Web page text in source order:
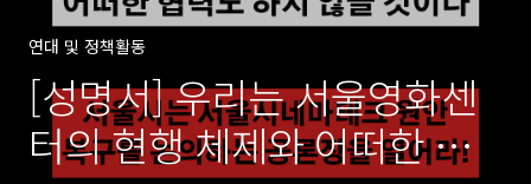
연대 및 정책활동
[성명서] 우리는 서울영화센
터의 현행 체제와 어떠한 협